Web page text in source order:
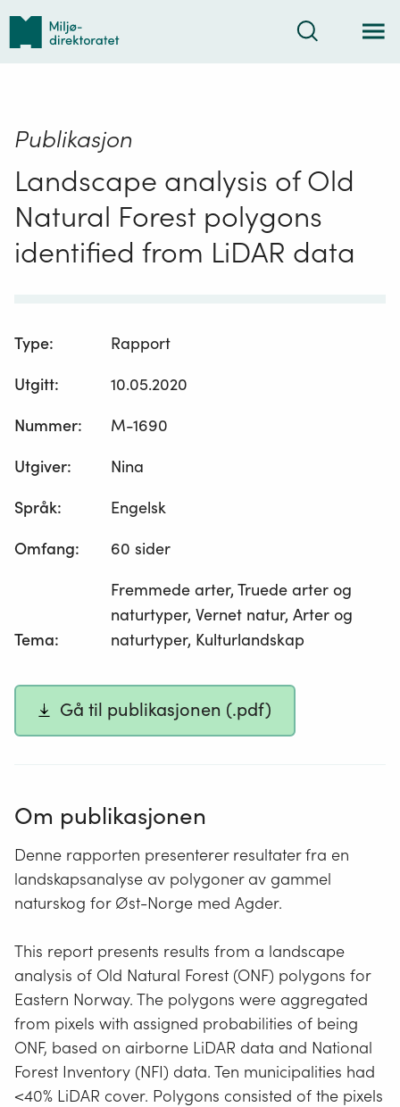
Tilbake
forsiden
Søk
Publikasjon
Landscape analysis of Old
Natural Forest polygons
identified from LiDAR data
Type:
Rapport
Utgitt:
10.05.2020
Nummer:
M-1690
Utgiver:
Nina
Språk:
Engelsk
Omfang: 60 sider
Tema:
Fremmede arter, Truede arter og
naturtyper, Vernet natur, Arter og
naturtyper, Kulturlandskap
Gå til publikasjonen (.pdf)
Om publikasjonen
Denne rapporten presenterer resultater fra en
landskapsanalyse av polygoner av gammel
naturskog for Øst-Norge med Agder.
This report presents results from a landscape
analysis of Old Natural Forest (ONF) polygons for
Eastern Norway. The polygons were aggregated
from pixels with assigned probabilities of being
ONF, based on airborne LiDAR data and National
Forest Inventory (NFI) data. Ten municipalities had
<40% LiDAR cover. Polygons consisted of the pixels